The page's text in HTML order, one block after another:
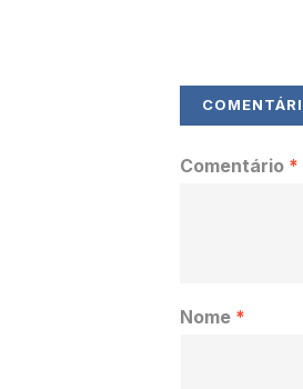
Comentário *
Nome *